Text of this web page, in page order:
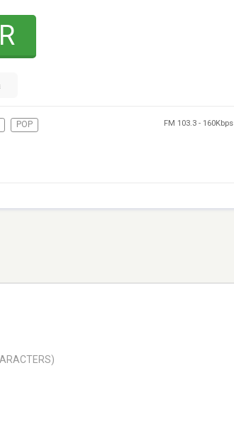
POP FM 103.3 - 160Kbps